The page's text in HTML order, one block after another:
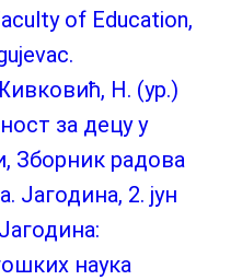
of Education,
Н. (ур.)
за децу у
Зборник радова
Јагодина, 2. јун
наука